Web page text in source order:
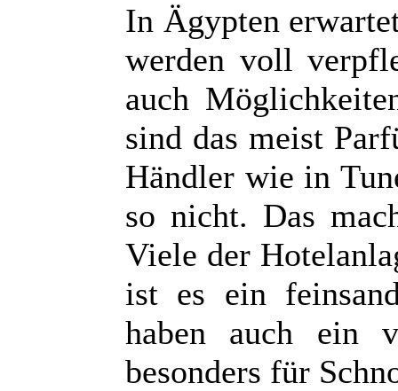
In Ägypten
werden voll
auch
sind das meist
Händler wie in
so nicht. Das
Viele der
ist es ein
haben auch ein
besonders für